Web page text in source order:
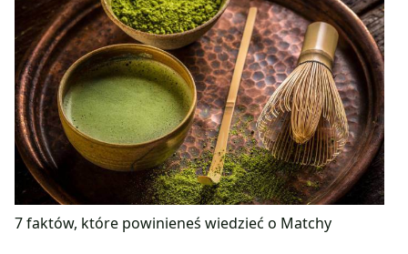
7 faktów, które powinieneś wiedzieć o Matchy